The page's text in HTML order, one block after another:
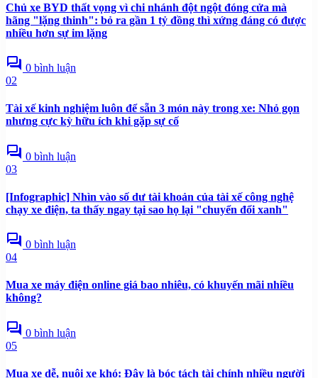
Chủ xe BYD thất vọng vì chi nhánh đột ngột đóng cửa mà
hãng "lặng thinh": bỏ ra gần 1 tỷ đồng thì xứng đáng có được
nhiều hơn sự im lặng
forum 0 bình luận
02
Tài xế kinh nghiệm luôn để sẵn 3 món này trong xe: Nhỏ gọn
nhưng cực kỳ hữu ích khi gặp sự cố
forum 0 bình luận
03
[Infographic] Nhìn vào số dư tài khoản của tài xế công nghệ
chạy xe điện, ta thấy ngay tại sao họ lại "chuyển đổi xanh"
forum 0 bình luận
04
Mua xe máy điện online giá bao nhiêu, có khuyến mãi nhiều
không?
forum 0 bình luận
05
Mua xe dễ, nuôi xe khó: Đây là bóc tách tài chính nhiều người